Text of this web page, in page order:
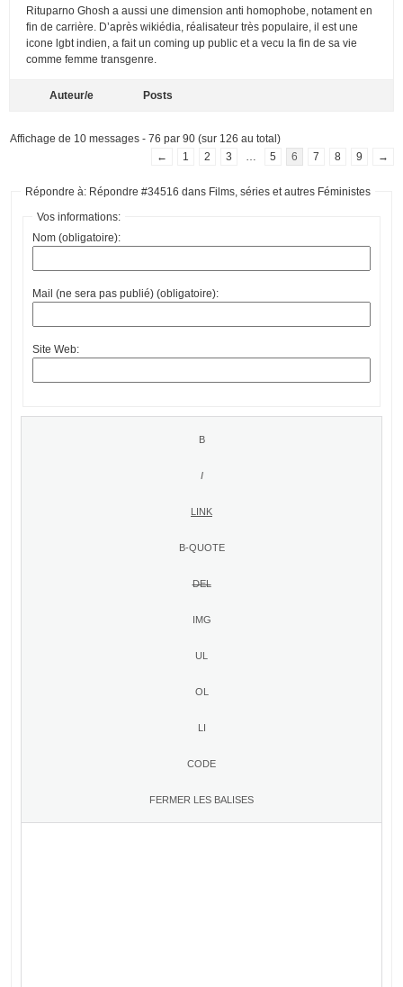
Rituparno Ghosh a aussi une dimension anti homophobe, notament en
fin de carrière. D’après wikiédia, réalisateur très populaire, il est une
icone lgbt indien, a fait un coming up public et a vecu la fin de sa vie
comme femme transgenre.
Auteur/e Posts
Affichage de 10 messages - 76 par 90 (sur 126 au total)
←
1 2 3 5 6 7 8 9 →
Répondre à: Répondre #34516 dans Films, séries et autres Féministes
Vos informations:
Nom (obligatoire):
Mail (ne sera pas publié) (obligatoire):
Site Web: